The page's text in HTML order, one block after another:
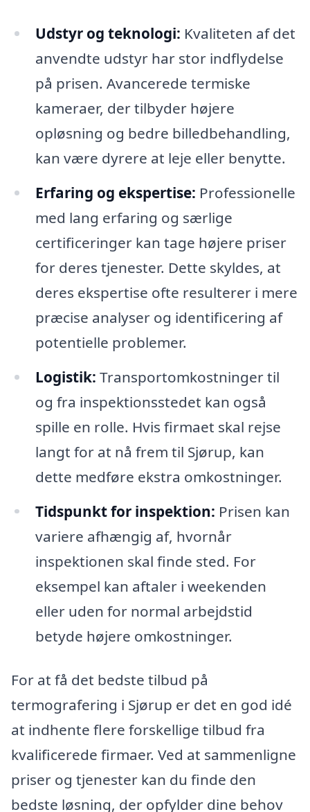
Udstyr og teknologi: Kvaliteten af det
anvendte udstyr har stor indflydelse
på prisen. Avancerede termiske
kameraer, der tilbyder højere
opløsning og bedre billedbehandling,
kan være dyrere at leje eller benytte.
Erfaring og ekspertise: Professionelle
med lang erfaring og særlige
certificeringer kan tage højere priser
for deres tjenester. Dette skyldes, at
deres ekspertise ofte resulterer i mere
præcise analyser og identificering af
potentielle problemer.
Logistik: Transportomkostninger til
og fra inspektionsstedet kan også
spille en rolle. Hvis firmaet skal rejse
langt for at nå frem til Sjørup, kan
dette medføre ekstra omkostninger.
Tidspunkt for inspektion: Prisen kan
variere afhængig af, hvornår
inspektionen skal finde sted. For
eksempel kan aftaler i weekenden
eller uden for normal arbejdstid
betyde højere omkostninger.
For at få det bedste tilbud på
termografering i Sjørup er det en god idé
at indhente flere forskellige tilbud fra
kvalificerede firmaer. Ved at sammenligne
priser og tjenester kan du finde den
bedste løsning, der opfylder dine behov